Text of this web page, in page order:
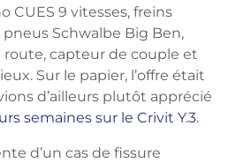
CUES 9 vitesses, freins
Schwalbe Big Ben,
route, capteur de couple et
Sur le papier, l’offre était
d’ailleurs plutôt apprécié
semaines sur le Crivit Y.3.
d’un cas de fissure